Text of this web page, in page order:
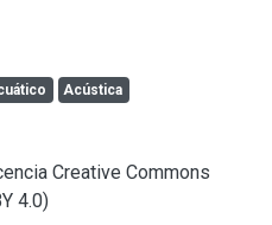
por larvas de anuros.
Acústica
Creative Commons
4.0)